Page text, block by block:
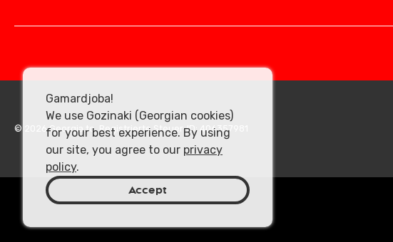
© 2026 Georgia.to. Registrierte Steuer-ID: 406357981
Gamardjoba!
We use Gozinaki (Georgian cookies)
for your best experience. By using
our site, you agree to our privacy
policy.
Accept